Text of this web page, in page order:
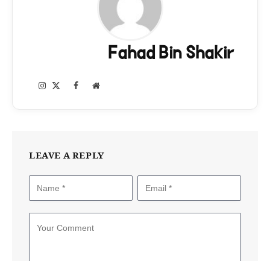
Fahad Bin Shakir
Website
Facebook
Instagram
LEAVE A REPLY